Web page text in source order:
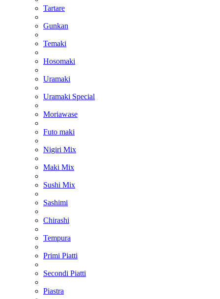
Tartare
Gunkan
Temaki
Hosomaki
Uramaki
Uramaki Special
Moriawase
Futo maki
Nigiri Mix
Maki Mix
Sushi Mix
Sashimi
Chirashi
Tempura
Primi Piatti
Secondi Piatti
Piastra